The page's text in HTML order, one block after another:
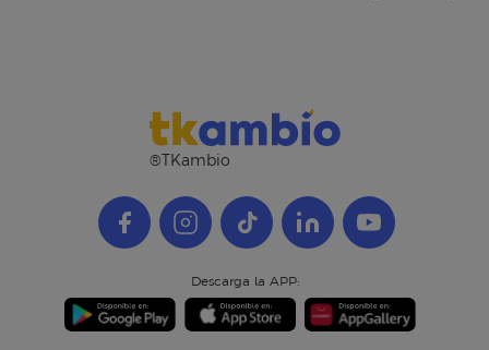
®TKambio
Descarga la APP: